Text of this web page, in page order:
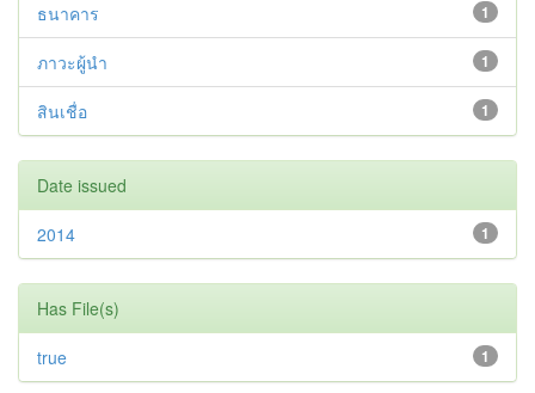
1
ธนาคาร
1
ภาวะผู้นำ
1
สินเชื่อ
Date issued
1
2014
Has File(s)
1
true